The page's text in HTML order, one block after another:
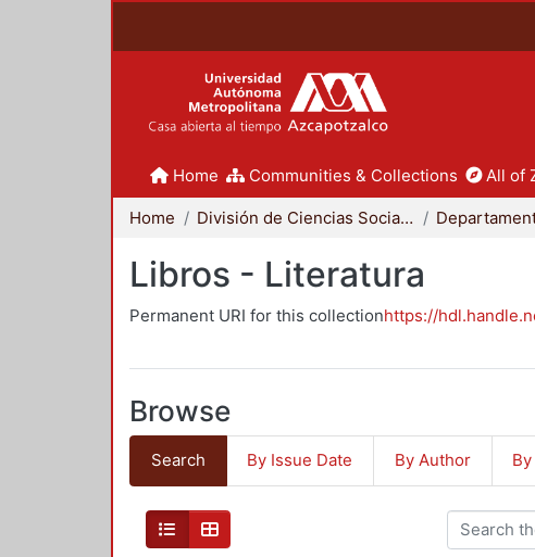
Home Communities & Collections All of
Home División de Ciencias Sociales y Humanidades
Libros - Literatura
Permanent URI for this collectionhttps://
Browse
Search By Issue Date By Author